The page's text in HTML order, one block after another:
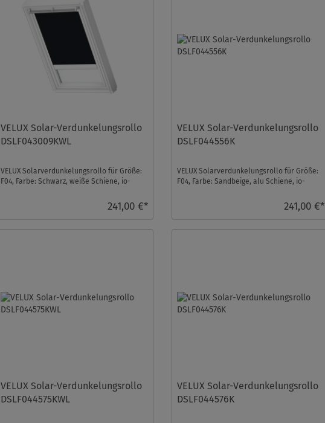
VELUX Solar-Verdunkelungsrollo
DSLF043009KWL
VELUX Solarverdunkelungsrollo für Größe:
F04, Farbe: Schwarz, weiße Schiene, io-
241,00 €*
VELUX Solar-Verdunkelungsrollo
DSLF044556K
VELUX Solarverdunkelungsrollo für Größe:
F04, Farbe: Sandbeige, alu Schiene, io-
241,00 €*
VELUX Solar-Verdunkelungsrollo
DSLF044575KWL
VELUX Solar-Verdunkelungsrollo
DSLF044576K